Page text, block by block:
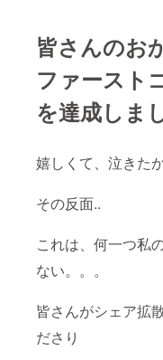
皆さんのお
ファースト
を達成しま
嬉しくて、泣きたか
その反面..
これは、何一つ私
ない。。。
皆さんがシェア拡
ださり